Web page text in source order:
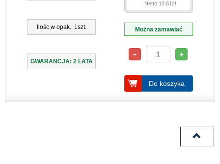
Ilośc w opak.: 1szt.
GWARANCJA: 2 LATA
Netto 13.61zł
Można zamawiać
Do koszyka